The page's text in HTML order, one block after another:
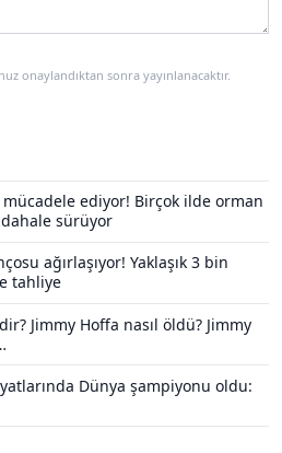
onaylandıktan sonra yayınlanacaktır.
ediyor! Birçok ilde orman
sürüyor
ağırlaşıyor! Yaklaşık 3 bin
tahliye
Jimmy Hoffa nasıl öldü? Jimmy
Dünya şampiyonu oldu: